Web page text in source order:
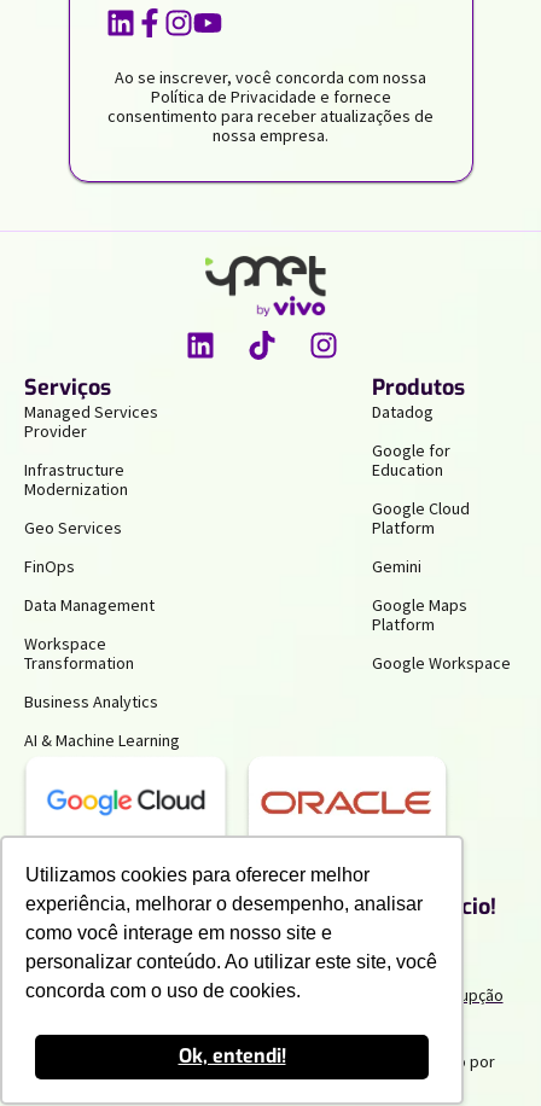
Utilizamos cookies para oferecer melhor
experiência, melhorar o desempenho, analisar
como você interage em nosso site e
personalizar conteúdo. Ao utilizar este site, você
concorda com o uso de cookies.
Ok, entendi!
Ao se inscrever, você concorda com nossa
Política de Privacidade e fornece
consentimento para receber atualizações de
nossa empresa.
Serviços
Managed Services
Provider
Infrastructure
Modernization
Geo Services
FinOps
Data Management
Workspace
Transformation
Business Analytics
AI & Machine Learning
Produtos
Datadog
Google for
Education
Google Cloud
Platform
Gemini
Google Maps
Platform
Google Workspace
Receba insights gratuitos e gere mais
produtividade e economia para o seu negócio!
Inscreva-se para receber nossos conteúdos exclusivos.
2025 IPNET by Vivo. Todos os direitos reservados. Criado por
Innuvem Consultoria
Termos de uso e Politicas de Privacidade
Politicas Anticorrupção
Portal do ClienteCanal de DenunciaTrabalhe Conosco